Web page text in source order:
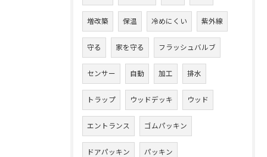
増改築 保温 冷めにくい 紫外線
守る 家を守る フラッシュバルブ
センサー 自動 加工 排水
トラップ ウッドデッキ ウッド
エントランス ゴムパッキン
ドアパッキン パッキン